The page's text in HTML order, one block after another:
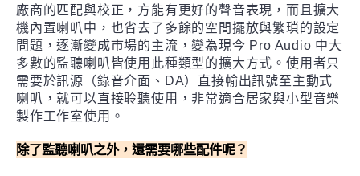
廠商的匹配與校正，方能有更好的聲音表現，而且擴大
機內置喇叭中，也省去了多餘的空間擺放與繁瑣的設定
問題，逐漸變成市場的主流，變為現今 Pro Audio 中大
多數的監聽喇叭皆使用此種類型的擴大方式。使用者只
需要於訊源（錄音介面、DA）直接輸出訊號至主動式
喇叭，就可以直接聆聽使用，非常適合居家與小型音樂
製作工作室使用。
除了監聽喇叭之外，還需要哪些配件呢？